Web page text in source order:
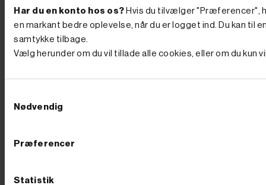
Har du en konto hos os? Hvis du tilvælger "Præferencer",
en markant bedre oplevelse, når du er logget ind. Du kan
samtykke tilbage.
Vælg herunder om du vil tillade alle cookies, eller om du kun
Nødvendig
Præferencer
Statistik
pladevibrator til at komprimere jorden et oplagt
makkerpar, og en motorbør til at flytte jord og grus
sparer både ryg og tid, når materialerne skal væk fra
hullet. Transport og vedligehold En maskine på 1-2 ton
skal flyttes mellem opgaverne, og her er en trailer til
transport en god investering, så du selv kan køre
så du hurtigt er i gang igen i stedet for at vente. Hvad
koster en minigraver? Prisen afhænger af størrelse,
maskiner ligger højere – som tommelfingerregel betaler
der reelt er inkluderet: en model med skovle og